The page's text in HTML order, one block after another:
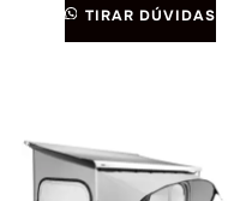
TIRAR DÚVIDAS